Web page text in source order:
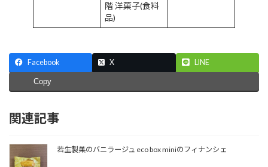
階 洋菓子(食料
品)
Facebook X LINE
Copy
関連記事
若生製菓のバニラージュ eco box miniのフィナンシェ